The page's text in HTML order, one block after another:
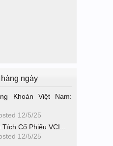
ngày
Khoán Việt Nam:
12/5/25
Cổ Phiếu VCI...
12/5/25